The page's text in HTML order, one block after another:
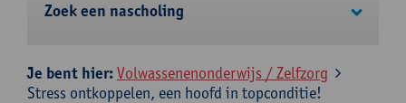
Zoek een nascholing
Je bent hier:Volwassenenonderwijs / Zelfzorg
Stress ontkoppelen, een hoofd in topconditie!